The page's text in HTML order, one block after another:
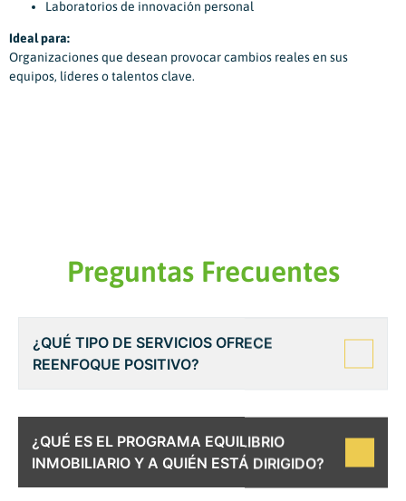
Laboratorios de innovación personal
Ideal para:
Organizaciones que desean provocar cambios reales en sus
equipos, líderes o talentos clave.
Preguntas Frecuentes
¿QUÉ TIPO DE SERVICIOS OFRECE
REENFOQUE POSITIVO?
¿QUÉ ES EL PROGRAMA EQUILIBRIO
INMOBILIARIO Y A QUIÉN ESTÁ DIRIGIDO?